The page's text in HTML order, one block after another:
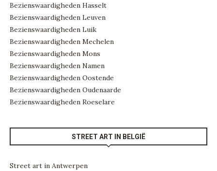
Bezienswaardigheden Hasselt
Bezienswaardigheden Leuven
Bezienswaardigheden Luik
Bezienswaardigheden Mechelen
Bezienswaardigheden Mons
Bezienswaardigheden Namen
Bezienswaardigheden Oostende
Bezienswaardigheden Oudenaarde
Bezienswaardigheden Roeselare
STREET ART IN BELGIË
Street art in Antwerpen